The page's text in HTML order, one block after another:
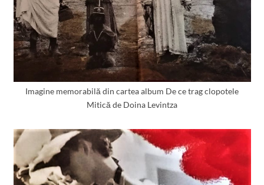
Imagine memorabilă din cartea album De ce trag clopotele
Mitică de Doina Levintza